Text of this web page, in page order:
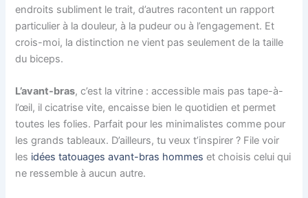
endroits subliment le trait, d’autres racontent un rapport
particulier à la douleur, à la pudeur ou à l’engagement. Et
crois-moi, la distinction ne vient pas seulement de la taille
du biceps.
L’avant-bras, c’est la vitrine : accessible mais pas tape-à-
l’œil, il cicatrise vite, encaisse bien le quotidien et permet
toutes les folies. Parfait pour les minimalistes comme pour
les grands tableaux. D’ailleurs, tu veux t’inspirer ? File voir
les idées tatouages avant-bras hommes et choisis celui qui
ne ressemble à aucun autre.